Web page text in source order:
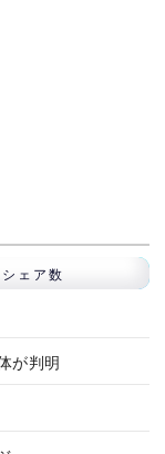
シェア数
が判明